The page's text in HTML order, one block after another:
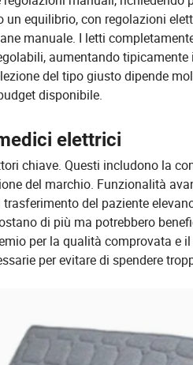
equilibrio, con regolazioni
manuale. I letti
aumentando
del tipo giusto dipende
disponibile.
elettrici
chiave. Questi includono la
del marchio. Funzionalità
del paziente
di più ma potrebbero
per la qualità comprovata e
per evitare di spendere